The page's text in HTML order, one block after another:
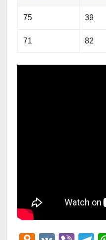
75 39
71 82